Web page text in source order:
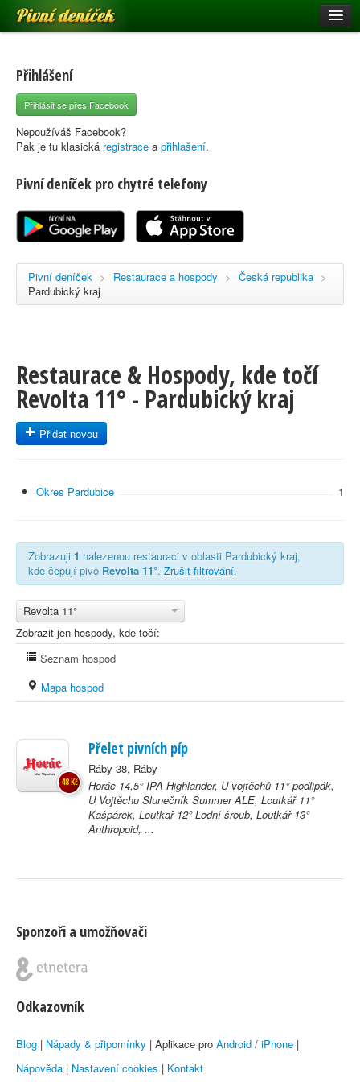
Pivní deníček
Pivní mapa
Pivní značky
Nápověda
Registrace
Přihlášení
Přihlásit se přes Facebook
Nepoužíváš Facebook?
Pak je tu klasická registrace a přihlašení.
Pivní deníček pro chytré telefony
Pivní deníček > Restaurace a hospody > Česká republika >
Pardubický kraj
Restaurace & Hospody, kde točí
Revolta 11° - Pardubický kraj
Přidat novou
Okres Pardubice 1
Zobrazuji 1 nalezenou restauraci v oblasti Pardubický kraj,
kde čepují pivo Revolta 11°. Zrušit filtrování.
Revolta 11°
Zobrazit jen hospody, kde točí:
Seznam hospod
Mapa hospod
Přelet pivních píp
Ráby 38, Ráby
Horác 14,5° IPA Highlander, U vojtěchů 11° podlipák,
U Vojtěchu Slunečník Summer ALE, Loutkář 11°
Kašpárek, Loutkař 12° Lodní šroub, Loutkář 13°
Anthropoid, ...
48 Kč
Sponzoři a umožňovači
Odkazovník
Blog | Nápady & připomínky | Aplikace pro Android / iPhone |
Nápověda | Nastavení cookies | Kontakt